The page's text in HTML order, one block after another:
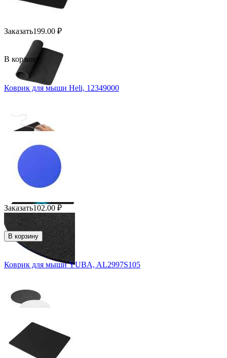
Заказать199.00 ₽
В корзину
Коврик для мыши Heli, 12349000
Заказать102.00 ₽
В корзину
Коврик для мыши YUBA, AL2997S105